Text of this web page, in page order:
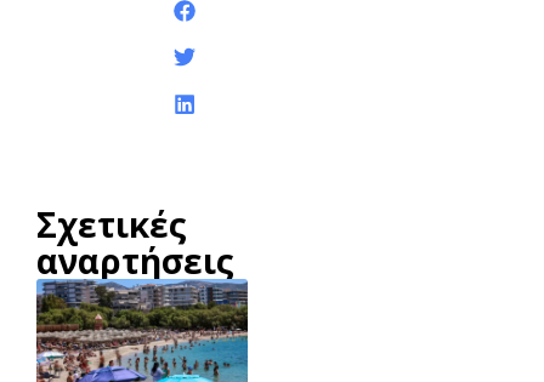
Σχετικές
αναρτήσεις